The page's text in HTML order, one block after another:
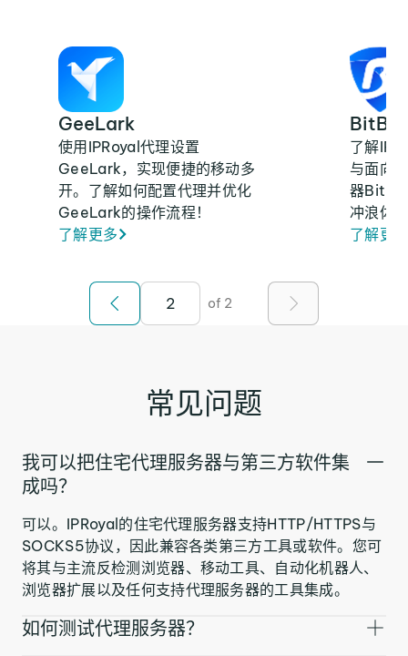
GeeLark
使用IPRoyal代理设置
GeeLark，实现便捷的移动多
开。了解如何配置代理并优化
GeeLark的操作流程！
了解更多
了解
与面向
器
冲浪体
了解更
of 2
常见问题
我可以把住宅代理服务器与第三方软件集
成吗？
可以。IPRoyal的住宅代理服务器支持HTTP/HTTPS与
SOCKS5协议，因此兼容各类第三方工具或软件。您可
将其与主流反检测浏览器、移动工具、自动化机器人、
浏览器扩展以及任何支持代理服务器的工具集成。
如何测试代理服务器？